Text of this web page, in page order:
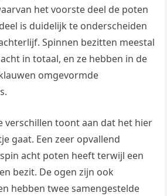
het voorste deel de poten
is duidelijk te onderscheiden
Spinnen bezitten meestal
in totaal, en ze hebben in de
omgevormde
verschillen toont aan dat het hier
gaat. Een zeer opvallend
acht poten heeft terwijl een
bezit. De ogen zijn ook
hebben twee samengestelde